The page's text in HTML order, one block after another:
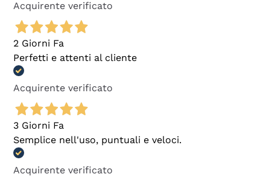
Acquirente verificato
2 Giorni Fa
Perfetti e attenti al cliente
Acquirente verificato
3 Giorni Fa
Semplice nell'uso, puntuali e veloci.
Acquirente verificato